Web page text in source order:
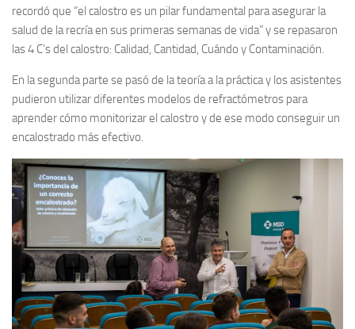
recordó que “el calostro es un pilar fundamental para asegurar la
salud de la recría en sus primeras semanas de vida” y se repasaron
las 4 C’s del calostro: Calidad, Cantidad, Cuándo y Contaminación.
En la segunda parte se pasó de la teoría a la práctica y los asistentes
pudieron utilizar diferentes modelos de refractómetros para
aprender cómo monitorizar el calostro y de ese modo conseguir un
encalostrado más efectivo.